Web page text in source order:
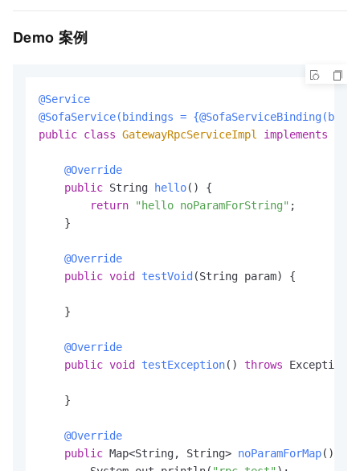
Demo 案例
@Service
@SofaService(bindings =
public class GatewayRpcServiceImpl implements
@Override
public String hello()
{
return
"hello noParamForString" ;
    }
@Override
public void testVoid (String param) {
    }
@Override
public void testException() throws Exception {
    }
@Override
public Map<String, String> noParamForMap()